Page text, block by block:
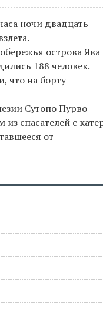
ночи двадцать
острова Ява
188 человек.
что на борту
Сутопо Пурво
спасателей с
от